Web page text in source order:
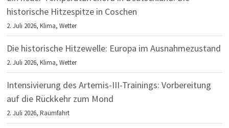
historische Hitzespitze in Coschen
2. Juli 2026,Klima,Wetter
Die historische Hitzewelle: Europa im Ausnahmezustand
2. Juli 2026,Klima,Wetter
Intensivierung des Artemis-III-Trainings: Vorbereitung
auf die Rückkehr zum Mond
2. Juli 2026,Raumfahrt